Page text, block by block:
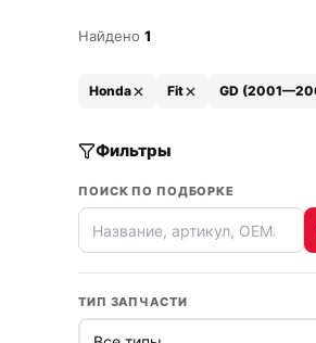
Найдено 1
Honda Fit GD
Фильтры
ПОИСК ПО ПОДБОРКЕ
ТИП ЗАПЧАСТИ